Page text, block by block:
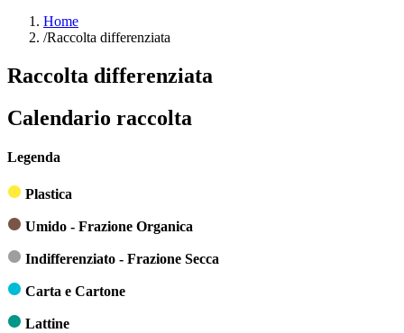
Home
/Raccolta differenziata
Raccolta differenziata
Calendario raccolta
Legenda
Plastica
Umido - Frazione Organica
Indifferenziato - Frazione Secca
Carta e Cartone
Lattine